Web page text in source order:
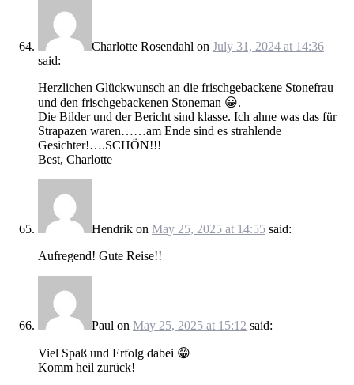
Charlotte Rosendahl on July 31, 2024 at 14:36
said:
Herzlichen Glückwunsch an die frischgebackene Stonefrau
und den frischgebackenen Stoneman 😀.
Die Bilder und der Bericht sind klasse. Ich ahne was das für
Strapazen waren……am Ende sind es strahlende
Gesichter!….SCHÖN!!!
Best, Charlotte
Hendrik on May 25, 2025 at 14:55 said:
Aufregend! Gute Reise!!
Paul on May 25, 2025 at 15:12 said:
Viel Spaß und Erfolg dabei 😁
Komm heil zurück!